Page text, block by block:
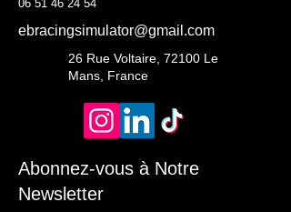
06 51 46 24 54
ebracingsimulator@gmail.com
26 Rue Voltaire, 72100 Le
Mans, France
Abonnez-vous à Notre
Newsletter